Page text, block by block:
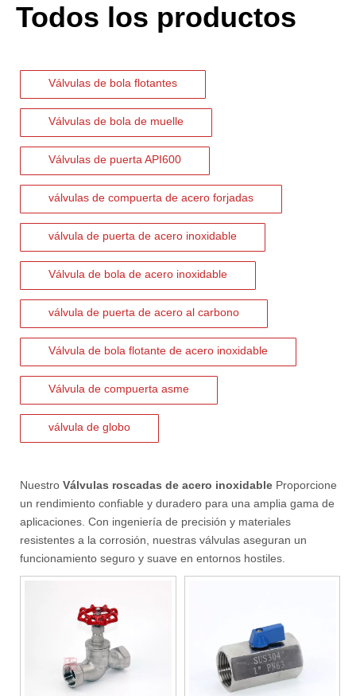
2026-07-06
2026-07-06
J-VALVES La resistencia de la fabricación de válvulas de compuerta de gran diámetro se muestra en las fotografías del taller: por qué Global Projects confía en nuestra fábrica
Todos los productos
Válvulas de bola flotantes
Válvulas de bola de muelle
Válvulas de puerta API600
válvulas de compuerta de acero forjadas
válvula de puerta de acero inoxidable
Válvula de bola de acero inoxidable
válvula de puerta de acero al carbono
Válvula de bola flotante de acero inoxidable
Válvula de compuerta asme
válvula de globo
Nuestro Válvulas roscadas de acero inoxidable Proporcione
un rendimiento confiable y duradero para una amplia gama de
aplicaciones. Con ingeniería de precisión y materiales
resistentes a la corrosión, nuestras válvulas aseguran un
funcionamiento seguro y suave en entornos hostiles.